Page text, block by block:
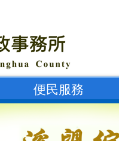
便民服務